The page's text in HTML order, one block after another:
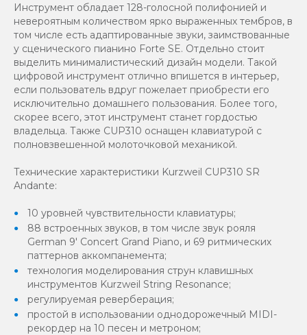
Инструмент обладает 128-голосной полифонией и
невероятным количеством ярко выраженных тембров, в
том числе есть адаптированные звуки, заимствованные
у сценического пианино Forte SE. Отдельно стоит
выделить минималистический дизайн модели. Такой
цифровой инструмент отлично впишется в интерьер,
если пользователь вдруг пожелает приобрести его
исключительно домашнего пользования. Более того,
скорее всего, этот инструмент станет гордостью
владельца. Также CUP310 оснащен клавиатурой с
полновзвешенной молоточковой механикой.
Технические характеристики Kurzweil CUP310 SR
Andante:
10 уровней чувствительности клавиатуры;
88 встроенных звуков, в том числе звук рояля
German 9' Concert Grand Piano, и 69 ритмических
паттернов аккомпанемента;
технология моделирования струн клавишных
инструментов Kurzweil String Resonance;
регулируемая реверберация;
простой в использовании однодорожечный MIDI-
рекордер на 10 песен и метроном;